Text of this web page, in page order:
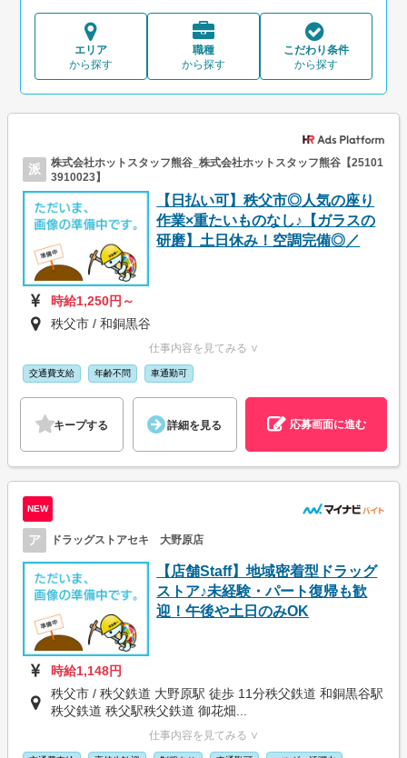
エリア
から探す
職種
から探す
こだわり条件
から探す
派
株式会社ホットスタッフ熊谷_株式会社ホットスタッフ熊谷【25101
3910023】
【日払い可】秩父市◎人気の座り
作業×重たいものなし♪【ガラスの
研磨】土日休み！空調完備◎／
時給1,250円～
秩父市 / 和銅黒谷
仕事内容を見てみる ∨
交通費支給 年齢不問 車通勤可
キープする 詳細を見る 応募画面に進む
NEW
ア ドラッグストアセキ 大野原店
【店舗Staff】地域密着型ドラッグ
ストア♪未経験・パート復帰も歓
迎！午後や土日のみOK
時給1,148円
秩父市 / 秩父鉄道 大野原駅 徒歩 11分秩父鉄道 和銅黒谷駅
秩父鉄道 秩父駅秩父鉄道 御花畑...
仕事内容を見てみる ∨